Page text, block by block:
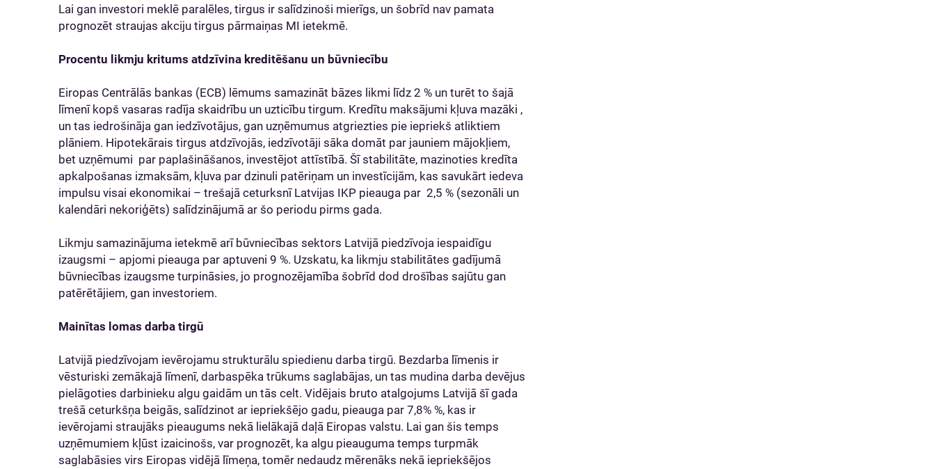
Lai gan investori meklē paralēles, tirgus ir salīdzinoši mierīgs, un šobrīd nav pamata
prognozēt straujas akciju tirgus pārmaiņas MI ietekmē.
Procentu likmju kritums atdzīvina kreditēšanu un būvniecību
Eiropas Centrālās bankas (ECB) lēmums samazināt bāzes likmi līdz 2 % un turēt to šajā
līmenī kopš vasaras radīja skaidrību un uzticību tirgum. Kredītu maksājumi kļuva mazāki ,
un tas iedrošināja gan iedzīvotājus, gan uzņēmumus atgriezties pie iepriekš atliktiem
plāniem. Hipotekārais tirgus atdzīvojās, iedzīvotāji sāka domāt par jauniem mājokļiem,
bet uzņēmumi par paplašināšanos, investējot attīstībā. Šī stabilitāte, mazinoties kredīta
apkalpošanas izmaksām, kļuva par dzinuli patēriņam un investīcijām, kas savukārt iedeva
impulsu visai ekonomikai – trešajā ceturksnī Latvijas IKP pieauga par 2,5 % (sezonāli un
kalendāri nekoriģēts) salīdzinājumā ar šo periodu pirms gada.
Likmju samazinājuma ietekmē arī būvniecības sektors Latvijā piedzīvoja iespaidīgu
izaugsmi – apjomi pieauga par aptuveni 9 %. Uzskatu, ka likmju stabilitātes gadījumā
būvniecības izaugsme turpināsies, jo prognozējamība šobrīd dod drošības sajūtu gan
patērētājiem, gan investoriem.
Mainītas lomas darba tirgū
Latvijā piedzīvojam ievērojamu strukturālu spiedienu darba tirgū. Bezdarba līmenis ir
vēsturiski zemākajā līmenī, darbaspēka trūkums saglabājas, un tas mudina darba devējus
pielāgoties darbinieku algu gaidām un tās celt. Vidējais bruto atalgojums Latvijā šī gada
trešā ceturkšņa beigās, salīdzinot ar iepriekšējo gadu, pieauga par 7,8% %, kas ir
ievērojami straujāks pieaugums nekā lielākajā daļā Eiropas valstu. Lai gan šis temps
uzņēmumiem kļūst izaicinošs, var prognozēt, ka algu pieauguma temps turpmāk
saglabāsies virs Eiropas vidējā līmeņa, tomēr nedaudz mērenāks nekā iepriekšējos